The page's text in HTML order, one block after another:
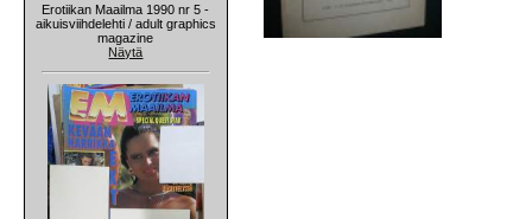
Erotiikan Maailma 1990 nr 5 -
aikuisviihdelehti / adult graphics
magazine
Näytä